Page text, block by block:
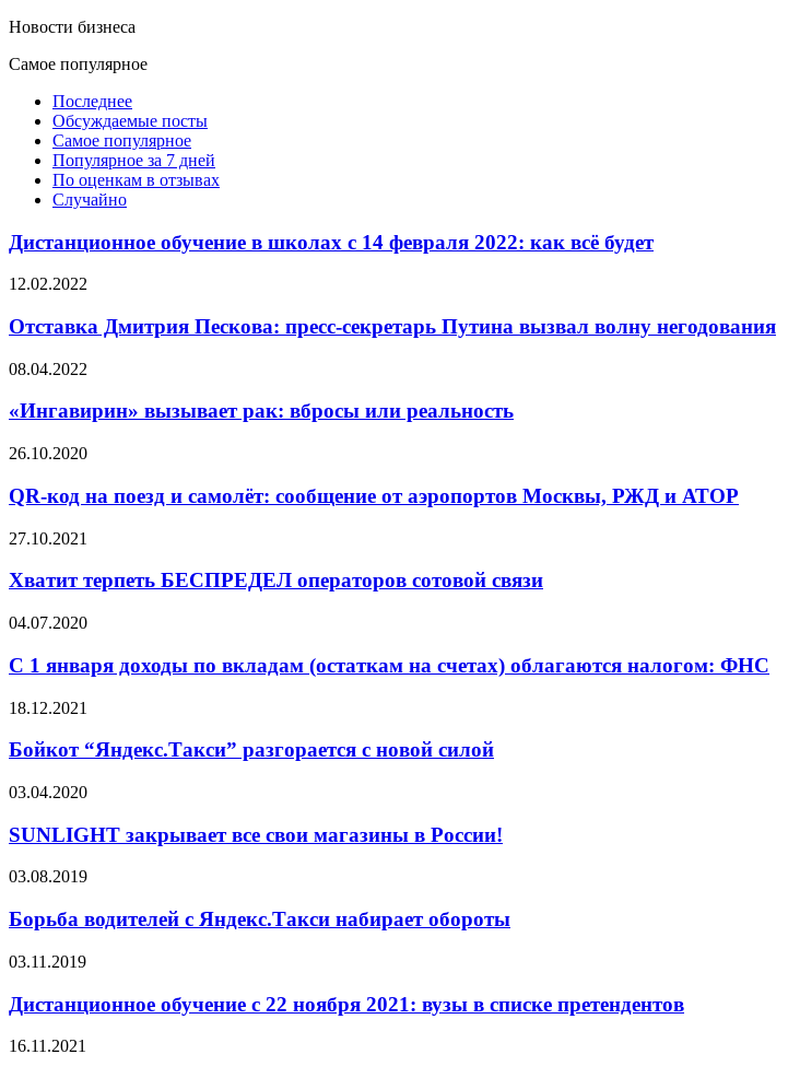
Новости бизнеса
Самое популярное
Последнее
Обсуждаемые посты
Самое популярное
Популярное за 7 дней
По оценкам в отзывах
Случайно
Дистанционное обучение в школах с 14 февраля 2022: как всё будет
12.02.2022
Отставка Дмитрия Пескова: пресс-секретарь Путина вызвал волну негодования
08.04.2022
«Ингавирин» вызывает рак: вбросы или реальность
26.10.2020
QR-код на поезд и самолёт: сообщение от аэропортов Москвы, РЖД и АТОР
27.10.2021
Хватит терпеть БЕСПРЕДЕЛ операторов сотовой связи
04.07.2020
С 1 января доходы по вкладам (остаткам на счетах) облагаются налогом: ФНС
18.12.2021
Бойкот “Яндекс.Такси” разгорается с новой силой
03.04.2020
SUNLIGHT закрывает все свои магазины в России!
03.08.2019
Борьба водителей с Яндекс.Такси набирает обороты
03.11.2019
Дистанционное обучение с 22 ноября 2021: вузы в списке претендентов
16.11.2021